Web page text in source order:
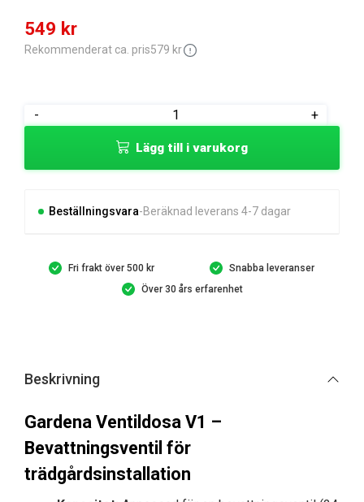
Det
ursprungliga
579 kr.
549 kr
Det
nuvarande
549 kr.
Rekommenderat ca. pris579 kr
-
Gardena
mängd
+
Lägg till i varukorg
Beställningsvara Beräknad leverans 4-7 dagar
Fri frakt över 500 kr
Snabba leveranser
Över 30 års erfarenhet
Beskrivning
Gardena Ventildosa V1 –
Bevattningsventil för
trädgårdsinstallation